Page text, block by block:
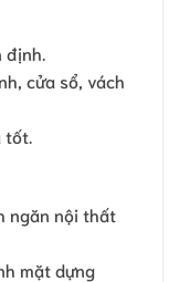
cửa sổ, vách
tốt.
ngăn nội thất
mặt dựng